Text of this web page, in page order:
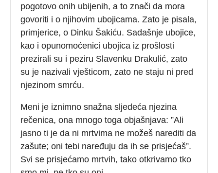
pogotovo onih ubijenih, a to znači da mora
govoriti i o njihovim ubojicama. Zato je pisala,
primjerice, o Dinku Šakiću. Sadašnje ubojice,
kao i opunomoćenici ubojica iz prošlosti
prezirali su i peziru Slavenku Drakulić, zato
su je nazivali vješticom, zato ne staju ni pred
njezinom smrću.
Meni je iznimno snažna sljedeća njezina
rečenica, ona mnogo toga objašnjava: ”Ali
jasno ti je da ni mrtvima ne možeš narediti da
zašute; oni tebi naređuju da ih se prisjećaš”.
Svi se prisjećamo mrtvih, tako otkrivamo tko